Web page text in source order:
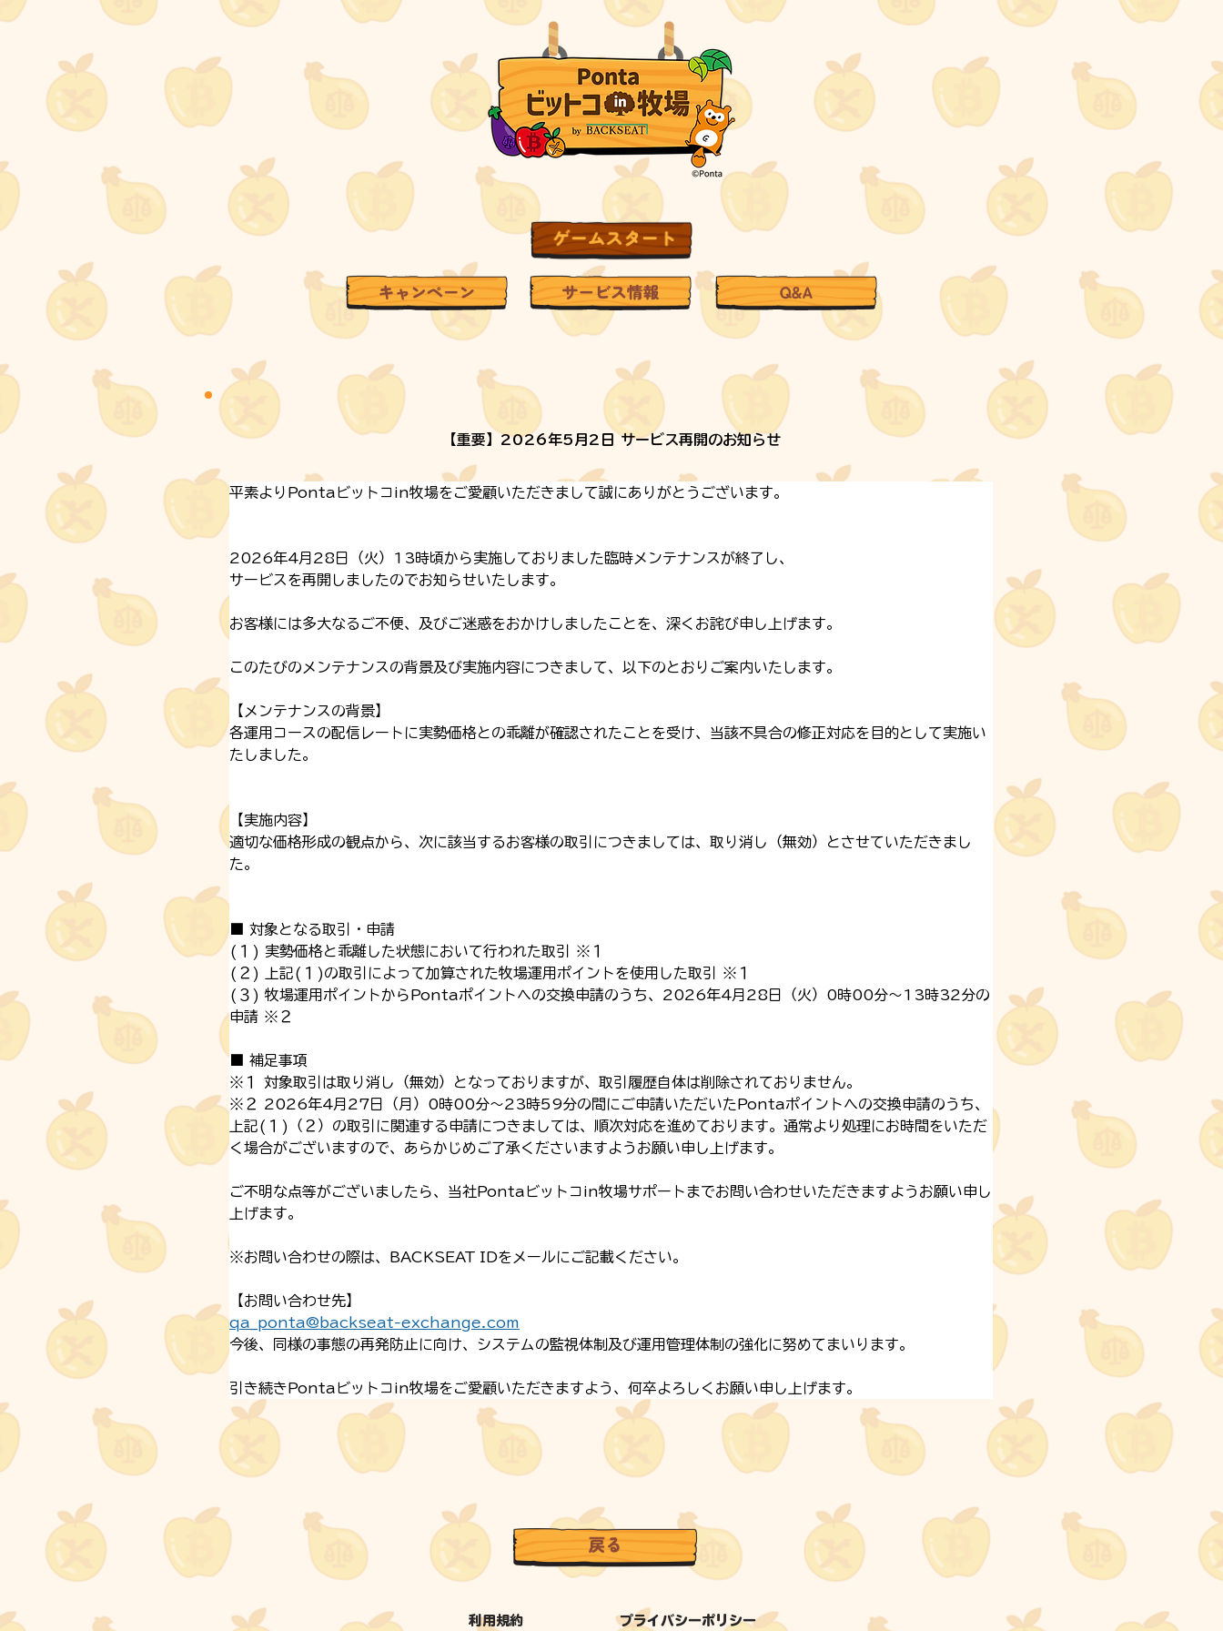
【重要】2026年5月2日 サービス再開のお知らせ
平素よりPontaビットコin牧場をご愛顧いただきまして誠にありがとうございます。
2026年4月28日（火）13時頃から実施しておりました臨時メンテナンスが終了し、
サービスを再開しましたのでお知らせいたします。
お客様には多大なるご不便、及びご迷惑をおかけしましたことを、深くお詫び申し上げます。
このたびのメンテナンスの背景及び実施内容につきまして、以下のとおりご案内いたします。
【メンテナンスの背景】
各運用コースの配信レートに実勢価格との乖離が確認されたことを受け、当該不具合の修正対応を目的として実施い
たしました。
【実施内容】
適切な価格形成の観点から、次に該当するお客様の取引につきましては、取り消し（無効）とさせていただきまし
た。
■ 対象となる取引・申請
(１) 実勢価格と乖離した状態において行われた取引 ※１
(２) 上記(１)の取引によって加算された牧場運用ポイントを使用した取引 ※１
(３) 牧場運用ポイントからPontaポイントへの交換申請のうち、2026年4月28日（火）0時00分〜13時32分の
申請 ※２
■ 補足事項
※１ 対象取引は取り消し（無効）となっておりますが、取引履歴自体は削除されておりません。
※２ 2026年4月27日（月）0時00分〜23時59分の間にご申請いただいたPontaポイントへの交換申請のうち、
上記(１)（２）の取引に関連する申請につきましては、順次対応を進めております。通常より処理にお時間をいただ
く場合がございますので、あらかじめご了承くださいますようお願い申し上げます。
ご不明な点等がございましたら、当社Pontaビットコin牧場サポートまでお問い合わせいただきますようお願い申し
上げます。
※お問い合わせの際は、BACKSEAT IDをメールにご記載ください。
【お問い合わせ先】
qa_ponta@backseat-exchange.com
今後、同様の事態の再発防止に向け、システムの監視体制及び運用管理体制の強化に努めてまいります。
引き続きPontaビットコin牧場をご愛顧いただきますよう、何卒よろしくお願い申し上げます。
利用規約 プライバシーポリシー